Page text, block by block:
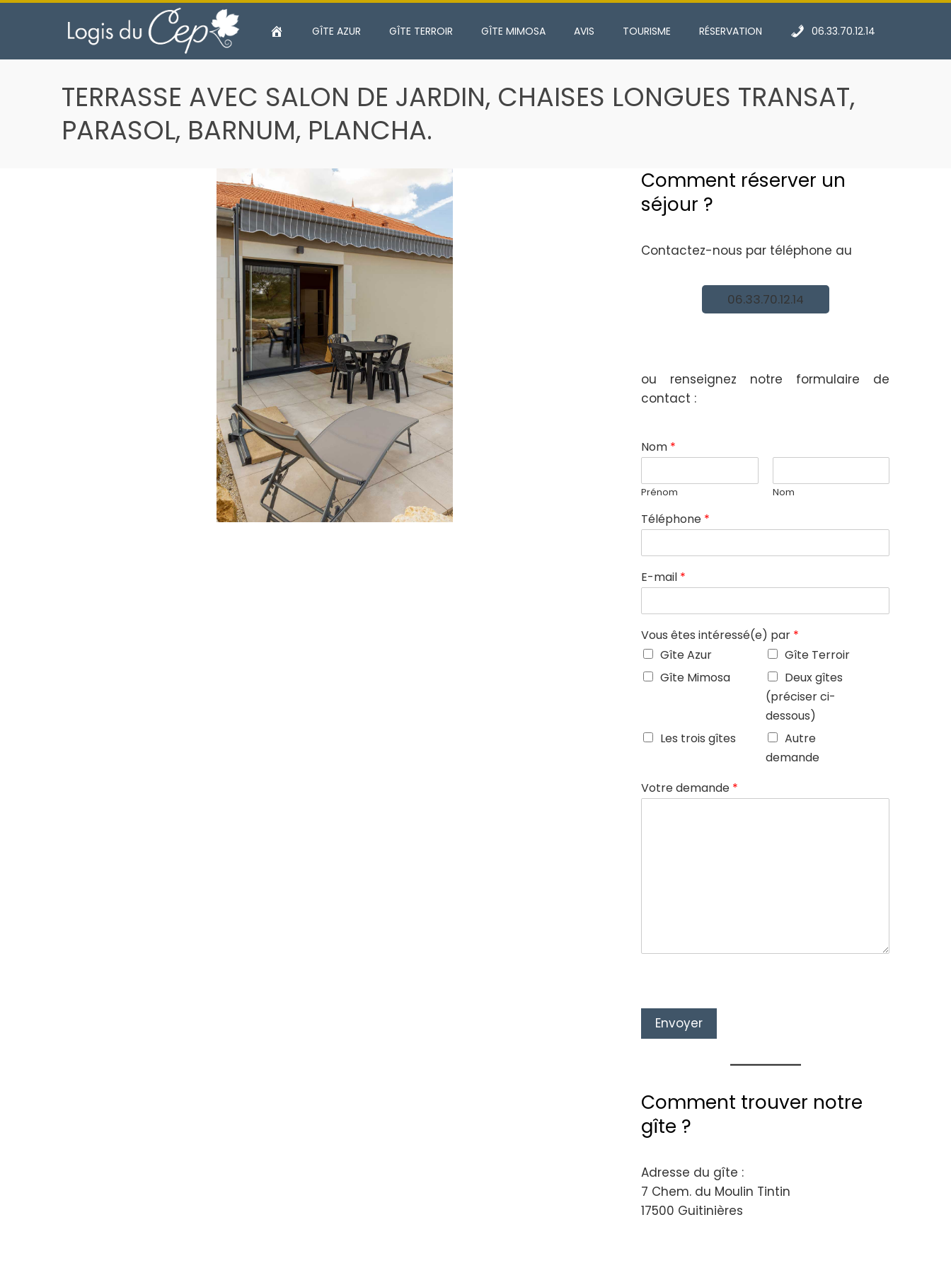
Skip
GÎTE AZUR GÎTE TERROIR GÎTE MIMOSA AVIS TOURISME RÉSERVATION 06.33.70.12.14
TERRASSE AVEC SALON DE JARDIN, CHAISES LONGUES TRANSAT,
PARASOL, BARNUM, PLANCHA.
Comment réserver un
séjour ?
Contactez-nous par téléphone au
06.33.70.12.14
ou renseignez notre formulaire de
contact :
Nom *
Prénom Nom
Téléphone *
E-mail *
Vous êtes intéressé(e) par *
Gîte Azur
Gîte Terroir
Gîte Mimosa
Deux gîtes
(préciser ci-
dessous)
Les trois gîtes
Autre
demande
Votre demande *
Envoyer
Comment trouver notre
gîte ?
Adresse du gîte :
7 Chem. du Moulin Tintin
17500 Guitinières